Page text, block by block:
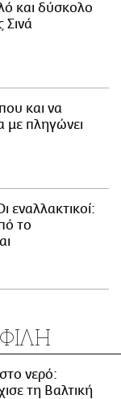
και δύσκολο
Σινά
και να
με πληγώνει
εναλλακτικοί:
το
νερό:
τη Βαλτική